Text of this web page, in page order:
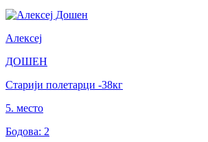
Алексеј
ДОШЕН
Старији полетарци -38кг
5. место
Бодова: 2